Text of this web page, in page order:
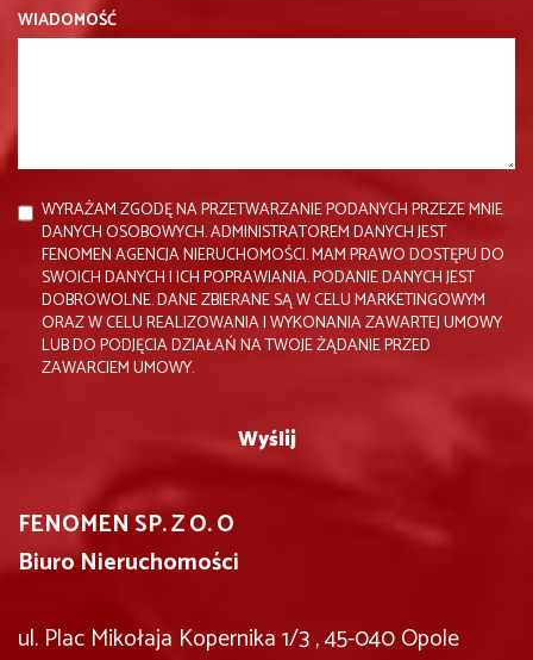
WIADOMOŚĆ
WYRAŻAM ZGODĘ NA PRZETWARZANIE PODANYCH PRZEZE MNIE
DANYCH OSOBOWYCH. ADMINISTRATOREM DANYCH JEST
FENOMEN AGENCJA NIERUCHOMOŚCI. MAM PRAWO DOSTĘPU DO
SWOICH DANYCH I ICH POPRAWIANIA. PODANIE DANYCH JEST
DOBROWOLNE. DANE ZBIERANE SĄ W CELU MARKETINGOWYM
ORAZ W CELU REALIZOWANIA I WYKONANIA ZAWARTEJ UMOWY
LUB DO PODJĘCIA DZIAŁAŃ NA TWOJE ŻĄDANIE PRZED
ZAWARCIEM UMOWY.
FENOMEN SP. Z O. O
Biuro Nieruchomości
ul. Plac Mikołaja Kopernika 1/3 , 45-040 Opole